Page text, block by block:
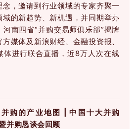
，邀请到行业领域的专家齐聚一
的新趋势、新机遇，并同期举办
南四省“并购交易师俱乐部”揭牌
媒体及新浪财经、金融投资报、
体进行联合直播，近8万人次在线
购的产业地图 | 中国十大并购
并购恳谈会回顾